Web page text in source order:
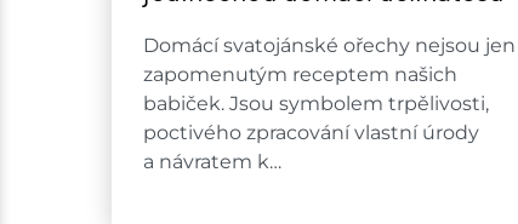
Domácí svatojánské ořechy nejsou jen
zapomenutým receptem našich
babiček. Jsou symbolem trpělivosti,
poctivého zpracování vlastní úrody
a návratem k…